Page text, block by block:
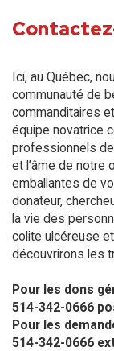
Ici, au Québec,
communauté de
commanditaires
équipe novatrice
professionnels
et l’âme de notre
emballantes de
donateur,
la vie des
colite ulcéreuse
découvrirons les
Pour les dons
514-342-0666
Pour les
514-342-0666